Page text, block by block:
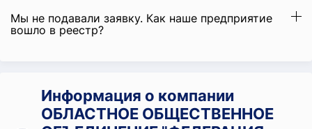
Мы не подавали заявку. Как наше предприятие
вошло в реестр?
Информация о компании
ОБЛАСТНОЕ ОБЩЕСТВЕННОЕ